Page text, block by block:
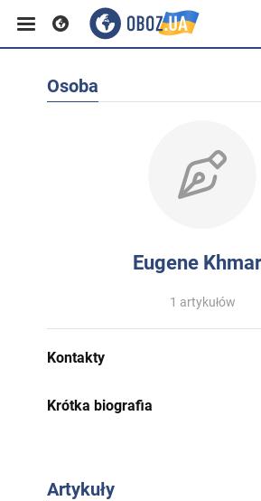
Osoba
Eugene
1 artykułów
Kontakty
Krótka biografia
Artykuły